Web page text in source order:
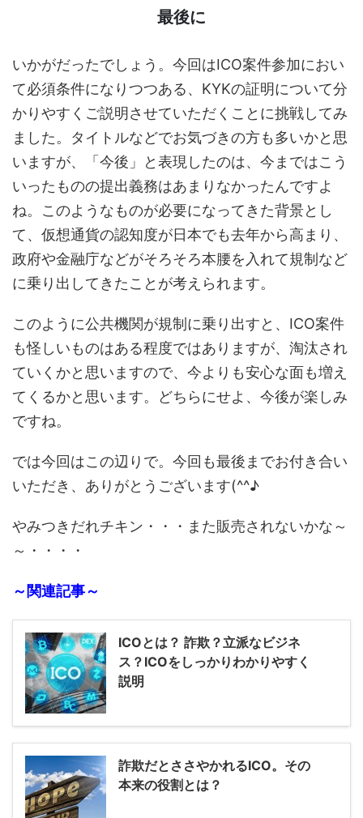
最後に
いかがだったでしょう。今回はICO案件参加におい
て必須条件になりつつある、KYKの証明について分
かりやすくご説明させていただくことに挑戦してみ
ました。タイトルなどでお気づきの方も多いかと思
いますが、「今後」と表現したのは、今まではこう
いったものの提出義務はあまりなかったんですよ
ね。このようなものが必要になってきた背景とし
て、仮想通貨の認知度が日本でも去年から高まり、
政府や金融庁などがそろそろ本腰を入れて規制など
に乗り出してきたことが考えられます。
このように公共機関が規制に乗り出すと、ICO案件
も怪しいものはある程度ではありますが、淘汰され
ていくかと思いますので、今よりも安心な面も増え
てくるかと思います。どちらにせよ、今後が楽しみ
ですね。
では今回はこの辺りで。今回も最後までお付き合い
いただき、ありがとうございます(^^♪
やみつきだれチキン・・・また販売されないかな～
～・・・・
～関連記事～
ICOとは？ 詐欺？立派なビジネ
ス？ICOをしっかりわかりやすく
説明
詐欺だとささやかれるICO。その
本来の役割とは？